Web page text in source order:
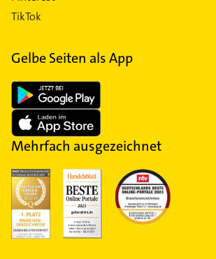
TikTok
Gelbe Seiten als App
Mehrfach ausgezeichnet